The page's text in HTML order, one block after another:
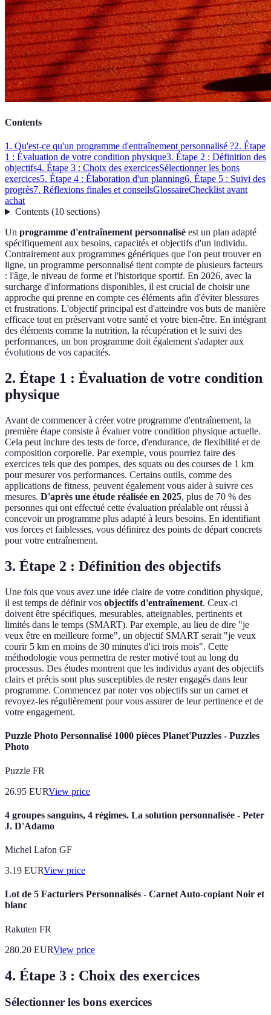
Contents
1. Qu'est-ce qu'un programme d'entraînement personnalisé ?2. Étape
1 : Évaluation de votre condition physique3. Étape 2 : Définition des
objectifs4. Étape 3 : Choix des exercicesSélectionner les bons
exercices5. Étape 4 : Élaboration d'un planning6. Étape 5 : Suivi des
progrès7. Réflexions finales et conseilsGlossaireChecklist avant
achat
Contents(10 sections)
Un programme d'entraînement personnalisé est un plan adapté
spécifiquement aux besoins, capacités et objectifs d'un individu.
Contrairement aux programmes génériques que l'on peut trouver en
ligne, un programme personnalisé tient compte de plusieurs facteurs
: l'âge, le niveau de forme et l'historique sportif. En 2026, avec la
surcharge d'informations disponibles, il est crucial de choisir une
approche qui prenne en compte ces éléments afin d'éviter blessures
et frustrations. L'objectif principal est d'atteindre vos buts de manière
efficace tout en préservant votre santé et votre bien-être. En intégrant
des éléments comme la nutrition, la récupération et le suivi des
performances, un bon programme doit également s'adapter aux
évolutions de vos capacités.
2. Étape 1 : Évaluation de votre condition
physique
Avant de commencer à créer votre programme d'entraînement, la
première étape consiste à évaluer votre condition physique actuelle.
Cela peut inclure des tests de force, d'endurance, de flexibilité et de
composition corporelle. Par exemple, vous pourriez faire des
exercices tels que des pompes, des squats ou des courses de 1 km
pour mesurer vos performances. Certains outils, comme des
applications de fitness, peuvent également vous aider à suivre ces
mesures. D'après une étude réalisée en 2025, plus de 70 % des
personnes qui ont effectué cette évaluation préalable ont réussi à
concevoir un programme plus adapté à leurs besoins. En identifiant
vos forces et faiblesses, vous définirez des points de départ concrets
pour votre entraînement.
3. Étape 2 : Définition des objectifs
Une fois que vous avez une idée claire de votre condition physique,
il est temps de définir vos objectifs d'entraînement. Ceux-ci
doivent être spécifiques, mesurables, atteignables, pertinents et
limités dans le temps (SMART). Par exemple, au lieu de dire "je
veux être en meilleure forme", un objectif SMART serait "je veux
courir 5 km en moins de 30 minutes d'ici trois mois". Cette
méthodologie vous permettra de rester motivé tout au long du
processus. Des études montrent que les individus ayant des objectifs
clairs et précis sont plus susceptibles de rester engagés dans leur
programme. Commencez par noter vos objectifs sur un carnet et
revoyez-les régulièrement pour vous assurer de leur pertinence et de
votre engagement.
Puzzle Photo Personnalisé 1000 pièces Planet'Puzzles - Puzzles
Photo
Puzzle FR
26.95 EURView price
4 groupes sanguins, 4 régimes. La solution personnalisée - Peter
J. D'Adamo
Michel Lafon GF
3.19 EURView price
Lot de 5 Facturiers Personnalisés - Carnet Auto-copiant Noir et
blanc
Rakuten FR
280.20 EURView price
4. Étape 3 : Choix des exercices
Sélectionner les bons exercices